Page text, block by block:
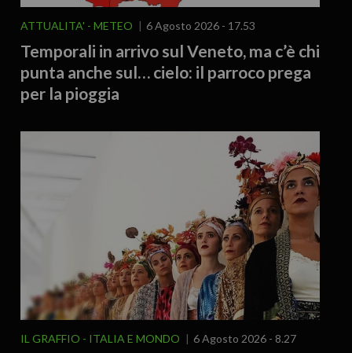
ATTUALITA' METEO 6 Agosto 2026 - 17.53
Temporali in arrivo sul Veneto, ma c’è chi
punta anche sul… cielo: il parroco prega
per la pioggia
IL GRAFFIO ITALIA E MONDO 6 Agosto 2026 - 8.27